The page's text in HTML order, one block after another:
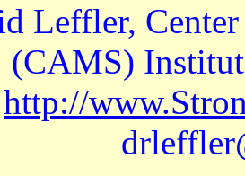
Leffler,
(CAMS)
http://